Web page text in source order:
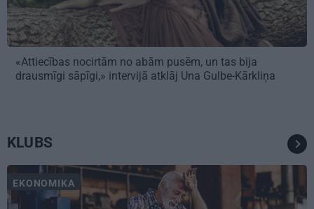
«Attiecības nocirtām no abām pusēm, un tas bija
drausmīgi sāpīgi,» intervijā atklāj Una Gulbe-Kārkliņa
KLUBS
EKONOMIKA